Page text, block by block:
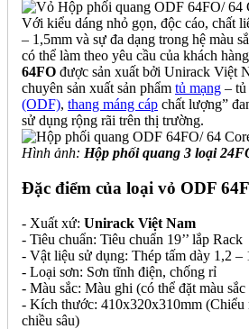
Với kiểu dáng nhỏ gọn, độc cáo, chất
– 1,5mm và sự đa dạng trong hệ màu
có thể làm theo yêu cầu của khách
64FO được sản xuất bởi Unirack Việt
chuyên sản xuất sản phẩm tủ mạng – tủ
(ODF), thang máng cáp chất lượng”
sử dụng rộng rãi trên thị trường.
Hình ảnh: Hộp phối quang 3 loại
Đặc điểm của loại vỏ ODF
- Xuất xứ: Unirack Việt Nam
- Tiêu chuẩn: Tiêu chuẩn 19’’ lắp Rack
- Vật liệu sử dụng: Thép tấm dày 1,2 –
- Loại sơn: Sơn tĩnh điện, chống rỉ
- Màu sắc: Màu ghi (có thể đặt màu
- Kích thước: 410x320x310mm (Chiểu
chiều sâu)